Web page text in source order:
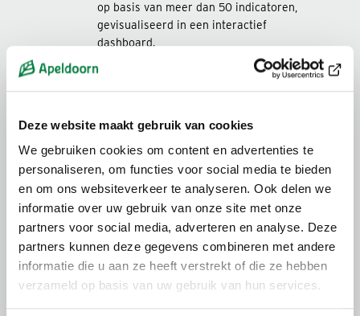
Deze website maakt gebruik van cookies
We gebruiken cookies om content en advertenties te
personaliseren, om functies voor social media te bieden
en om ons websiteverkeer te analyseren. Ook delen we
informatie over uw gebruik van onze site met onze
partners voor social media, adverteren en analyse. Deze
partners kunnen deze gegevens combineren met andere
informatie die u aan ze heeft verstrekt of die ze hebben
verzameld op basis van uw gebruik van hun services.
op basis van meer dan 50 indicatoren,
gevisualiseerd in een interactief
dashboard.
Open product
Monitor gebiedsmonitor
profiel overzicht
Dit informatieproduct geeft een profiel
van de verschillende gebieden in